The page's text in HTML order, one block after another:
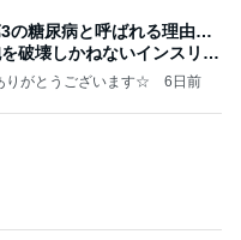
の糖尿病と呼ばれる理由…
破壊しかねないインスリン
がとうございます☆ 6日前